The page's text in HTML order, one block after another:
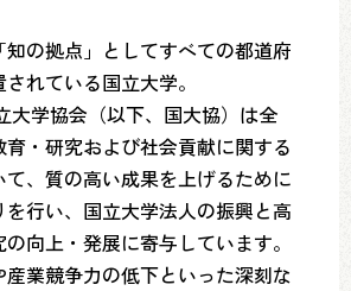
の拠点」としてすべての都道府
れている国立大学。
大学協会（以下、国大協）は全
・研究および社会貢献に関する
、質の高い成果を上げるために
行い、国立大学法人の振興と高
向上・発展に寄与しています。
業競争力の低下といった深刻な